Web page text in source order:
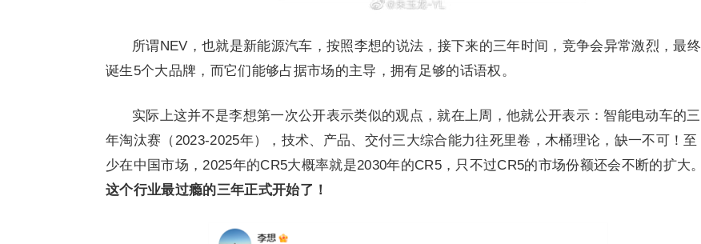
所谓NEV，也就是新能源汽车，按照李想的说法，接下来的三年时间，竞争会异常激烈，最终
诞生5个大品牌，而它们能够占据市场的主导，拥有足够的话语权。
实际上这并不是李想第一次公开表示类似的观点，就在上周，他就公开表示：智能电动车的三
年淘汰赛（2023-2025年），技术、产品、交付三大综合能力往死里卷，木桶理论，缺一不可！至
少在中国市场，2025年的CR5大概率就是2030年的CR5，只不过CR5的市场份额还会不断的扩大。
这个行业最过瘾的三年正式开始了！